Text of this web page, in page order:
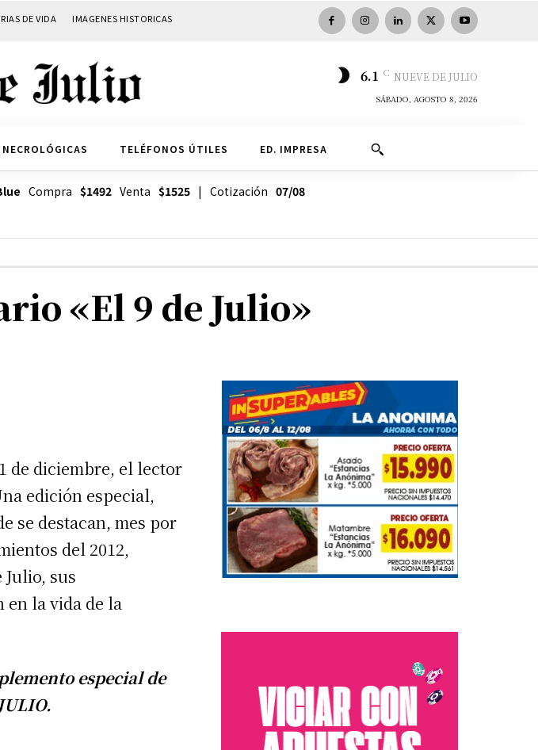
DE VIDA IMAGENES HISTORICAS
6.1 C NUEVE DE JULIO
SÁBADO, AGOSTO 8, 2026
TELÉFONOS ÚTILES ED. IMPRESA
Compra $1492Venta $1525| Cotización 07/08
«El 9 de Julio»
de diciembre, el lector
edición especial,
se destacan, mes por
del 2012,
sus
la vida de la
especial de